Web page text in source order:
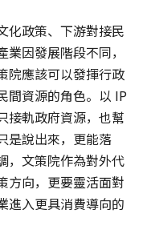
化政策、下游對接民
因發展階段不同，
院應該可以發揮行政
間資源的角色。以 IP
接軌政府資源，也幫
是說出來，更能落
，文策院作為對外代
方向，更要靈活面對
進入更具消費導向的